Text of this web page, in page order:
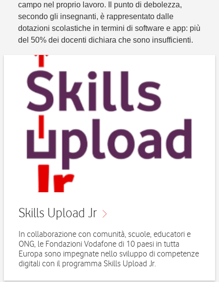
campo nel proprio lavoro. Il punto di debolezza,
secondo gli insegnanti, è rappresentato dalle
dotazioni scolastiche in termini di software e app: più
del 50% dei docenti dichiara che sono insufficienti.
Skills Upload Jr
In collaborazione con comunità, scuole, educatori e
ONG, le Fondazioni Vodafone di 10 paesi in tutta
Europa sono impegnate nello sviluppo di competenze
digitali con il programma Skills Upload Jr.